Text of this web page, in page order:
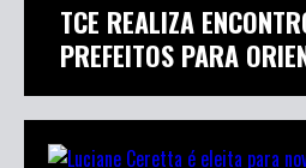
TCE REALIZA
PREFEITOS PARA